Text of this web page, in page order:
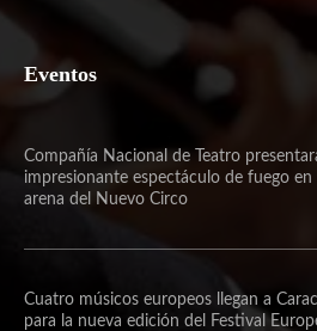
Eventos
Compañía Nacional de Teatro
impresionante espectáculo de fuego en
arena del Nuevo Circo
Cuatro músicos europeos llegan a
para la nueva edición del Festival